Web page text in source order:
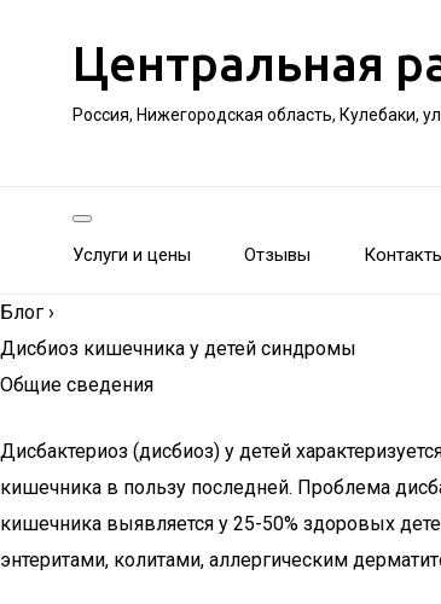
Центральная
Россия, Нижегородская область, Кулебаки,
Услуги и цены Отзывы
Блог ›
Дисбиоз кишечника у детей синдромы
Общие сведения
Дисбактериоз (дисбиоз) у детей
кишечника в пользу последней. Проблема
кишечника выявляется у 25-50% здоровых
энтеритами, колитами, аллергическим